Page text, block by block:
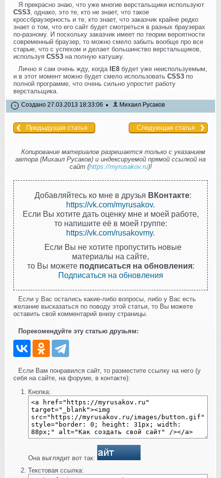
Я прекрасно знаю, что уже многие верстальщики используют
CSS3 , однако, это те, кто не знает, что такое
кроссбраузерность и те, кто знает, что заказчик крайне редко
знает о том, что его сайт будет смотреться в разных браузерах
по-разному. И поскольку заказчик имеет по теории вероятности
современный браузер, то можно смело забыть вообще про все
старые, что с успехом и делает большинство верстальщиков,
используя CSS3 на полную катушку.
Лично я сам очень жду, когда IE8 будет уже неиспользуемым,
и в этот момент можно будет смело использовать CSS3 по
полной программе, что очень сильно упростит работу
верстальщика.
Создано 27.03.2013 18:33:06 Михаил Русаков
Предыдущая статья Следующая статья
Копирование материалов разрешается только с указанием
автора (Михаил Русаков) и индексируемой прямой ссылкой на
сайт (https://myrusakov.ru)!
Добавляйтесь ко мне в друзья ВКонтакте:
https://vk.com/myrusakov.
Если Вы хотите дать оценку мне и моей работе,
то напишите её в моей группе:
https://vk.com/rusakovmy.
Если Вы не хотите пропустить новые
материалы на сайте,
то Вы можете подписаться на обновления:
Подписаться на обновления
Если у Вас остались какие-либо вопросы, либо у Вас есть
желание высказаться по поводу этой статьи, то Вы можете
оставить свой комментарий внизу страницы.
Порекомендуйте эту статью друзьям:
Если Вам понравился сайт, то разместите ссылку на него (у
себя на сайте, на форуме, в контакте):
Кнопка:
Она выглядит вот так:
Текстовая ссылка: